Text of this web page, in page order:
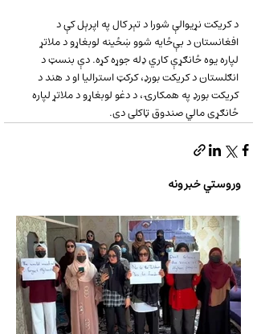
د کریکت نړیوالې شورا د تېر کال په اپرېل کې د
افغانستان د بې‌ځایه شوو ښځینه لوبغاړو د ملاتړ
لپاره یوه ځانګړې کاري ډله جوړه کړه. دې بنسټ د
انګلستان د کریکت بورډ، کرکټ استرالیا او د هند د
کریکت بورډ په همکارۍ، د دغو لوبغاړو د ملاتړ لپاره
ځانګړی مالي صندوق ټاکلی دی.
وروستي خبرونه